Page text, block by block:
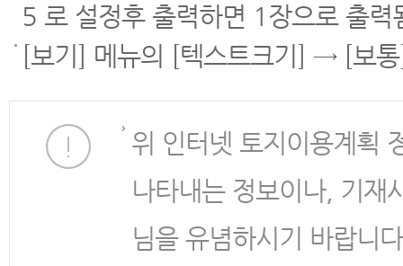
5 로 설정후 출력하면 1장으로 출력
[보기] 메뉴의 [텍스트크기] → [보
위 인터넷 토지이용계획
나타내는 정보이나, 기재
님을 유념하시기 바랍니